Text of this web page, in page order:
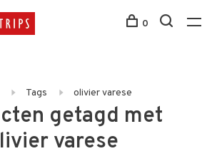
0
Tags olivier varese
getagd met
varese